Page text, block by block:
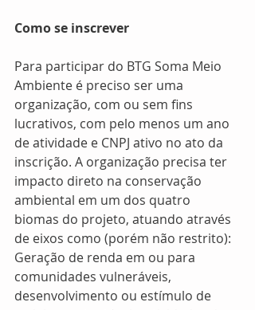
Como se inscrever
Para participar do BTG Soma Meio
Ambiente é preciso ser uma
organização, com ou sem fins
lucrativos, com pelo menos um ano
de atividade e CNPJ ativo no ato da
inscrição. A organização precisa ter
impacto direto na conservação
ambiental em um dos quatro
biomas do projeto, atuando através
de eixos como (porém não restrito):
Geração de renda em ou para
comunidades vulneráveis,
desenvolvimento ou estímulo de